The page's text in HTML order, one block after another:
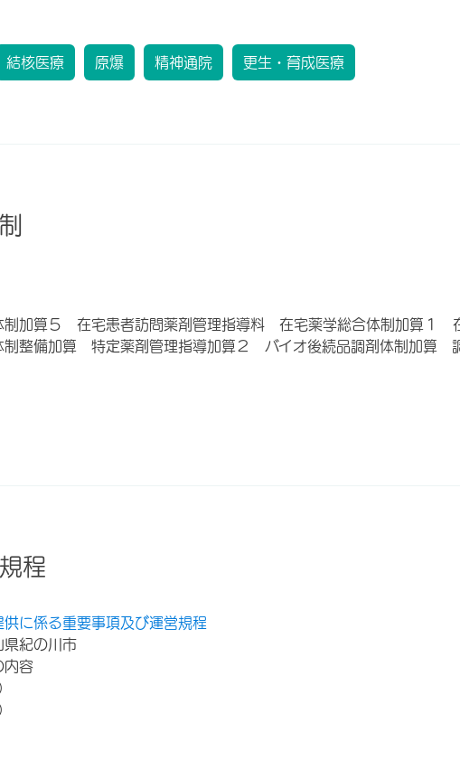
結核医療 原爆 精神通院 更生・育成医療
制加算５ 在宅患者訪問薬剤管理指導料 在宅薬学総合体制加算１
整備加算 特定薬剤管理指導加算２ バイオ後続品調剤体制加算
程
に係る重要事項及び運営規程
紀の川市
内容